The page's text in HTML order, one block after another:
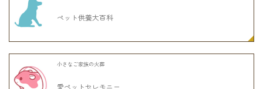
ペット供養大百科
小さなご家族の火葬
愛ペットセレモニー